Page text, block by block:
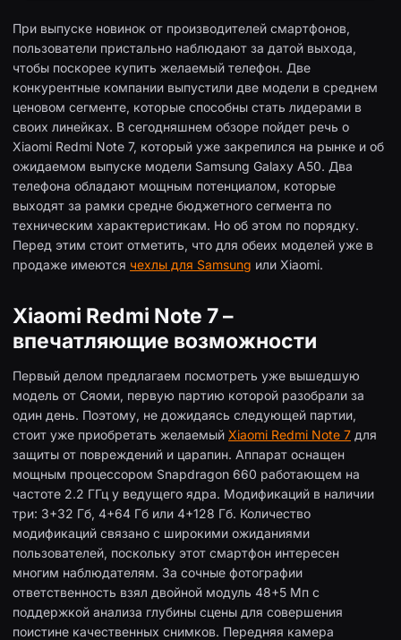
При выпуске новинок от производителей смартфонов,
пользователи пристально наблюдают за датой выхода,
чтобы поскорее купить желаемый телефон. Две
конкурентные компании выпустили две модели в среднем
ценовом сегменте, которые способны стать лидерами в
своих линейках. В сегодняшнем обзоре пойдет речь о
Xiaomi Redmi Note 7, который уже закрепился на рынке и об
ожидаемом выпуске модели Samsung Galaxy A50. Два
телефона обладают мощным потенциалом, которые
выходят за рамки средне бюджетного сегмента по
техническим характеристикам. Но об этом по порядку.
Перед этим стоит отметить, что для обеих моделей уже в
продаже имеются чехлы для Samsung или Xiaomi.
Xiaomi Redmi Note 7 –
впечатляющие возможности
Первый делом предлагаем посмотреть уже вышедшую
модель от Сяоми, первую партию которой разобрали за
один день. Поэтому, не дожидаясь следующей партии,
стоит уже приобретать желаемый Xiaomi Redmi Note 7 для
защиты от повреждений и царапин. Аппарат оснащен
мощным процессором Snapdragon 660 работающем на
частоте 2.2 ГГц у ведущего ядра. Модификаций в наличии
три: 3+32 Гб, 4+64 Гб или 4+128 Гб. Количество
модификаций связано с широкими ожиданиями
пользователей, поскольку этот смартфон интересен
многим наблюдателям. За сочные фотографии
ответственность взял двойной модуль 48+5 Мп с
поддержкой анализа глубины сцены для совершения
поистине качественных снимков. Передняя камера